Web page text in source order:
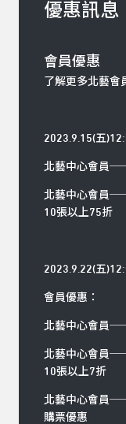
優惠訊息
會員優惠
了解更多北藝會
2023.9.15(五
北藝中心會員
北藝中心會員
10張以上75折
2023.9.22(五
會員優惠：
北藝中心會員
北藝中心會員
10張以上7折
北藝中心會員
購票優惠